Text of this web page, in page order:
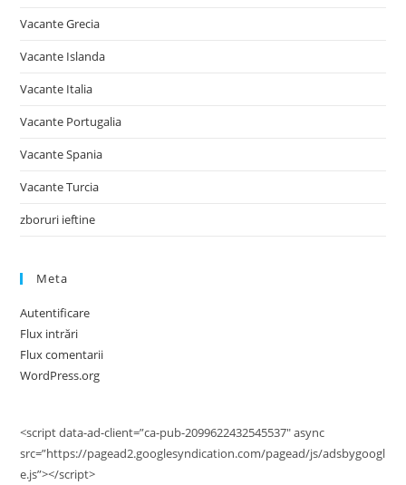
Vacante Grecia
Vacante Islanda
Vacante Italia
Vacante Portugalia
Vacante Spania
Vacante Turcia
zboruri ieftine
Meta
Autentificare
Flux intrări
Flux comentarii
WordPress.org
<script data-ad-client=”ca-pub-2099622432545537″ async
src=”https://pagead2.googlesyndication.com/pagead/js/adsbygoogl
e.js”></script>